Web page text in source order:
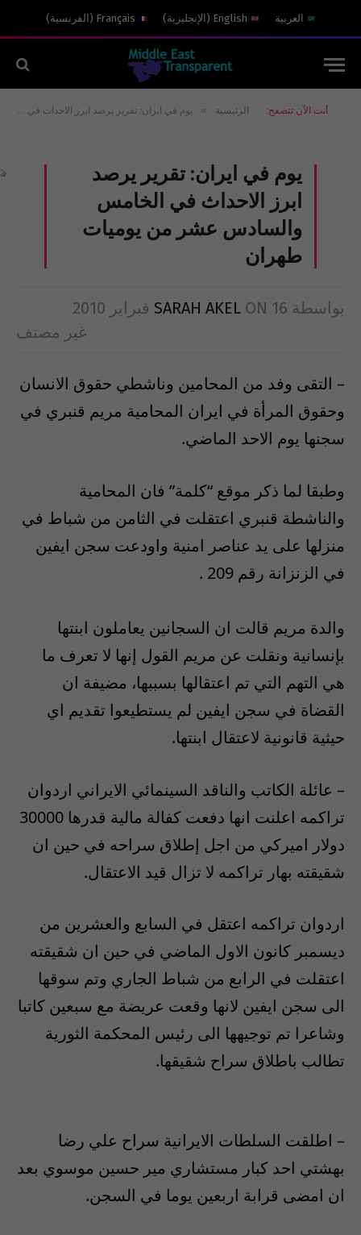
العربية English
( الإنجليزية)
Français
( الفرنسية)
أنت الآن تتصفح: الرئيسية » يوم في ايران: تقرير يرصد ابرز الاحداث في الخامس والسادس عشر من يوميات طهران
يوم في ايران: تقرير يرصد
ابرز الاحداث في الخامس
والسادس عشر من يوميات
طهران
بواسطة SARAH AKEL ON 16 فبراير 2010
غير مصنف
– التقى وفد من المحامين وناشطي حقوق الانسان
وحقوق المرأة في ايران المحامية مريم قنبري في
سجنها يوم الاحد الماضي.
وطبقا لما ذكر موقع “كلمة” فان المحامية
والناشطة قنبري اعتقلت في الثامن من شباط في
منزلها على يد عناصر امنية واودعت سجن ايفين
في الزنزانة رقم 209 .
والدة مريم قالت ان السجانين يعاملون ابنتها
بإنسانية ونقلت عن مريم القول إنها لا تعرف ما
هي التهم التي تم اعتقالها بسببها، مضيفة ان
القضاة في سجن ايفين لم يستطيعوا تقديم اي
حيثية قانونية لاعتقال ابنتها.
– عائلة الكاتب والناقد السينمائي الايراني اردوان
تراكمه اعلنت انها دفعت كفالة مالية قدرها 30000
دولار اميركي من اجل إطلاق سراحه في حين ان
شقيقته بهار تراكمه لا تزال قيد الاعتقال.
اردوان تراكمه اعتقل في السابع والعشرين من
ديسمبر كانون الاول الماضي في حين ان شقيقته
اعتقلت في الرابع من شباط الجاري وتم سوقها
الى سجن ايفين لانها وقعت عريضة مع سبعين كاتبا
وشاعرا تم توجيهها الى رئيس المحكمة الثورية
تطالب باطلاق سراح شقيقها.
– اطلقت السلطات الايرانية سراح علي رضا
بهشتي احد كبار مستشاري مير حسين موسوي بعد
ان امضى قرابة اربعين يوما في السجن.